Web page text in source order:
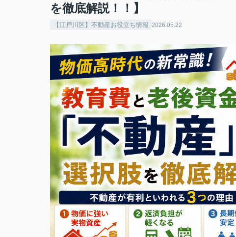
を徹底解説！！】
【江戸川区】不動産お役立ち情報 2026.05.22